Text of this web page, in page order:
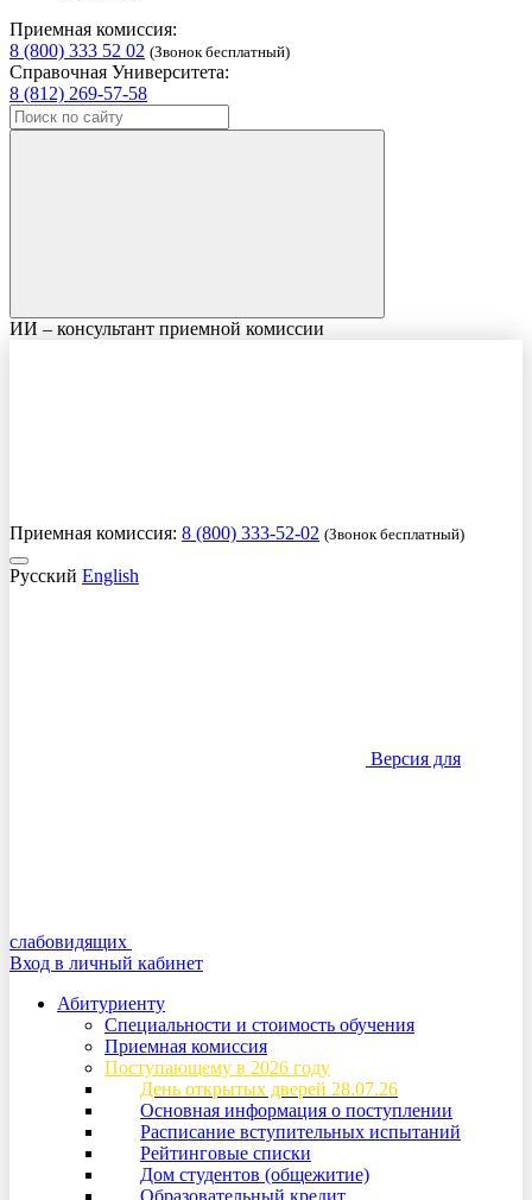
Приемная комиссия:
8 (800) 333 52 02 (Звонок бесплатный)
Справочная Университета:
8 (812) 269-57-58
ИИ – консультант приемной комиссии
Приемная комиссия: 8 (800) 333-52-02 (Звонок бесплатный)
Русский English
Версия для
слабовидящих
Вход в личный кабинет
Абитуриенту
Специальности и стоимость обучения
Приемная комиссия
Поступающему в 2026 году
День открытых дверей 28.07.26
Основная информация о поступлении
Расписание вступительных испытаний
Рейтинговые списки
Дом студентов (общежитие)
Образовательный кредит